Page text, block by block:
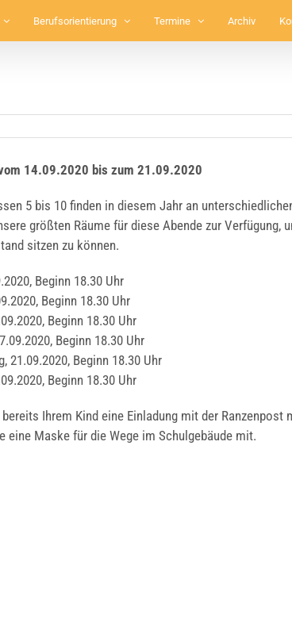
Berufsorientierung Termine Archiv
14.09.2020 bis zum 21.09.2020
5 bis 10 fin­den in die­sem Jahr an
größ­ten Räu­me für die­se Aben­de zur Ver­fü­gung,
sit­zen zu kön­nen.
Beginn 18.30 Uhr
Beginn 18.30 Uhr
Beginn 18.30 Uhr
Beginn 18.30 Uhr
21.09.2020, Beginn 18.30 Uhr
Beginn 18.30 Uhr
Ihrem Kind eine Ein­la­dung mit der Ran­zen­post
eine Mas­ke für die Wege im Schul­ge­bäu­de mit.